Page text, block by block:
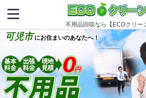
不用品回収なら【ECOクリー
可児市 にお住まいのあなたへ！